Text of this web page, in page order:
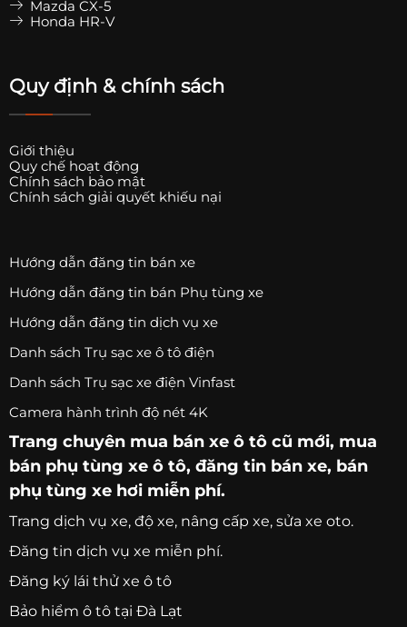
Mazda CX-5
Honda HR-V
Quy định & chính sách
Giới thiệu
Quy chế hoạt động
Chính sách bảo mật
Chính sách giải quyết khiếu nại
Hướng dẫn đăng tin bán xe
Hướng dẫn đăng tin bán Phụ tùng xe
Hướng dẫn đăng tin dịch vụ xe
Danh sách Trụ sạc xe ô tô điện
Danh sách Trụ sạc xe điện Vinfast
Camera hành trình độ nét 4K
Trang chuyên mua bán xe ô tô cũ mới, mua
bán phụ tùng xe ô tô, đăng tin bán xe, bán
phụ tùng xe hơi miễn phí.
Trang dịch vụ xe, độ xe, nâng cấp xe, sửa xe oto.
Đăng tin dịch vụ xe miễn phí.
Đăng ký lái thử xe ô tô
Bảo hiểm ô tô tại Đà Lạt